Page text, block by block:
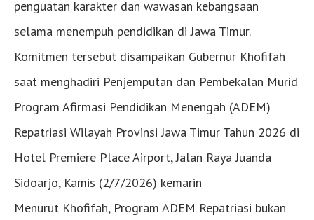
penguatan karakter dan wawasan kebangsaan
selama menempuh pendidikan di Jawa Timur.
Komitmen tersebut disampaikan Gubernur Khofifah
saat menghadiri Penjemputan dan Pembekalan Murid
Program Afirmasi Pendidikan Menengah (ADEM)
Repatriasi Wilayah Provinsi Jawa Timur Tahun 2026 di
Hotel Premiere Place Airport, Jalan Raya Juanda
Sidoarjo, Kamis (2/7/2026) kemarin
Menurut Khofifah, Program ADEM Repatriasi bukan